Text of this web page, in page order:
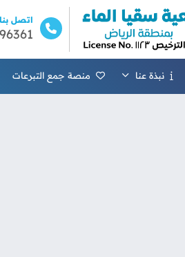
اتصل بنا
نبذة عنا منصة جمع التبرعات